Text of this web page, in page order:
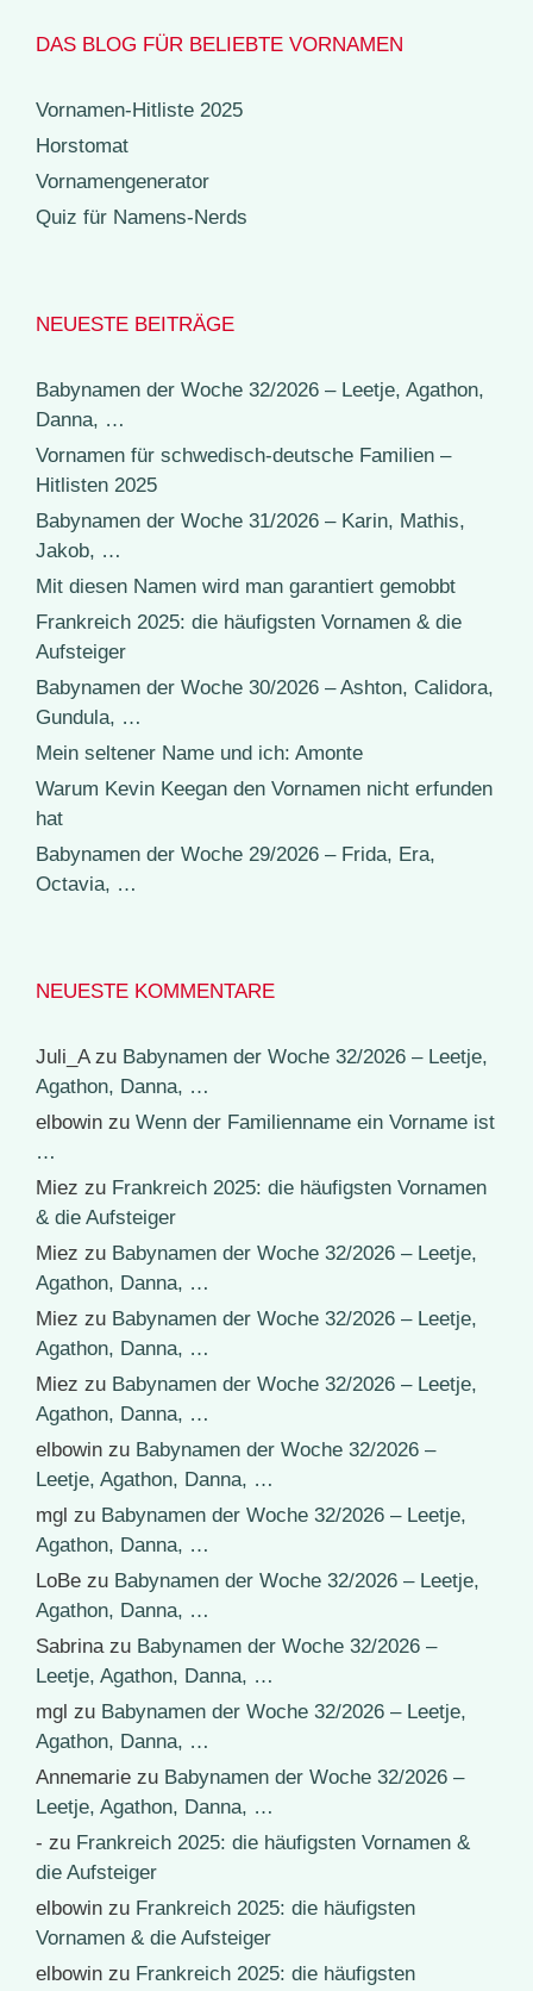
DAS BLOG FÜR BELIEBTE VORNAMEN
Vornamen-Hitliste 2025
Horstomat
Vornamengenerator
Quiz für Namens-Nerds
NEUESTE BEITRÄGE
Babynamen der Woche 32/2026 – Leetje, Agathon,
Danna, …
Vornamen für schwedisch-deutsche Familien –
Hitlisten 2025
Babynamen der Woche 31/2026 – Karin, Mathis,
Jakob, …
Mit diesen Namen wird man garantiert gemobbt
Frankreich 2025: die häufigsten Vornamen & die
Aufsteiger
Babynamen der Woche 30/2026 – Ashton, Calidora,
Gundula, …
Mein seltener Name und ich: Amonte
Warum Kevin Keegan den Vornamen nicht erfunden
hat
Babynamen der Woche 29/2026 – Frida, Era,
Octavia, …
NEUESTE KOMMENTARE
Juli_Azu Babynamen der Woche 32/2026 – Leetje,
Agathon, Danna, …
elbowin zu Wenn der Familienname ein Vorname ist
…
Miez zu Frankreich 2025: die häufigsten Vornamen
& die Aufsteiger
Miez zu Babynamen der Woche 32/2026 – Leetje,
Agathon, Danna, …
Miez zu Babynamen der Woche 32/2026 – Leetje,
Agathon, Danna, …
Miez zu Babynamen der Woche 32/2026 – Leetje,
Agathon, Danna, …
elbowin zu Babynamen der Woche 32/2026 –
Leetje, Agathon, Danna, …
mgl zu Babynamen der Woche 32/2026 – Leetje,
Agathon, Danna, …
LoBe zu Babynamen der Woche 32/2026 – Leetje,
Agathon, Danna, …
Sabrinazu Babynamen der Woche 32/2026 –
Leetje, Agathon, Danna, …
mgl zu Babynamen der Woche 32/2026 – Leetje,
Agathon, Danna, …
Annemarie zu Babynamen der Woche 32/2026 –
Leetje, Agathon, Danna, …
- zu Frankreich 2025: die häufigsten Vornamen &
die Aufsteiger
elbowin zu Frankreich 2025: die häufigsten
Vornamen & die Aufsteiger
elbowin zu Frankreich 2025: die häufigsten